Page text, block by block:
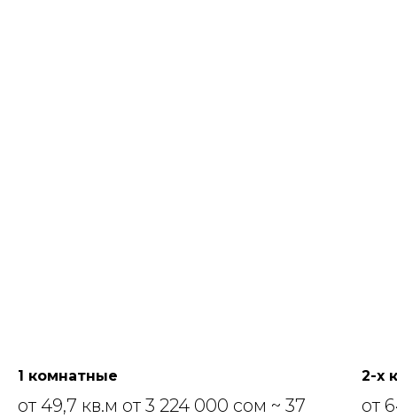
1 комнатные
от 49,7 кв.м от 3 224 000 сом ~ 37
2-х
от